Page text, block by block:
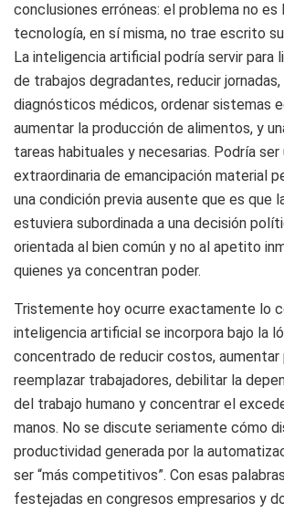
conclusiones erróneas: el problema no
tecnología, en sí misma, no trae escrito
La inteligencia artificial podría servir para
de trabajos degradantes, reducir jornadas,
diagnósticos médicos, ordenar sistemas
aumentar la producción de alimentos, y
tareas habituales y necesarias. Podría ser
extraordinaria de emancipación material
una condición previa ausente que es que
estuviera subordinada a una decisión
orientada al bien común y no al apetito
quienes ya concentran poder.
Tristemente hoy ocurre exactamente lo
inteligencia artificial se incorpora bajo la
concentrado de reducir costos, aumentar
reemplazar trabajadores, debilitar la
del trabajo humano y concentrar el
manos. No se discute seriamente cómo
productividad generada por la
ser “más competitivos”. Con esas
festejadas en congresos empresarios y